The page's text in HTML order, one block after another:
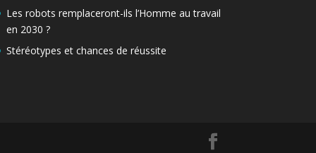
Les robots remplaceront-ils l’Homme au travail
en 2030 ?
Stéréotypes et chances de réussite